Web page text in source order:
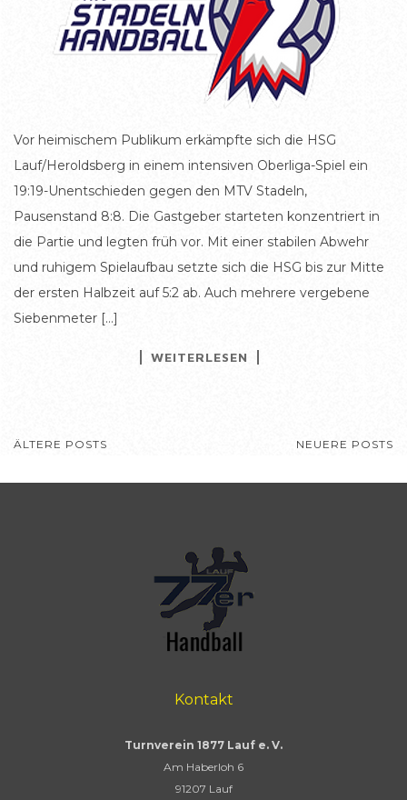
Vor heimischem Publikum erkämpfte sich die HSG
Lauf/Heroldsberg in einem intensiven Oberliga-Spiel ein
19:19-Unentschieden gegen den MTV Stadeln,
Pausenstand 8:8. Die Gastgeber starteten konzentriert in
die Partie und legten früh vor. Mit einer stabilen Abwehr
und ruhigem Spielaufbau setzte sich die HSG bis zur Mitte
der ersten Halbzeit auf 5:2 ab. Auch mehrere vergebene
Siebenmeter […]
WEITERLESEN
BEITRAGSNAVIGATION
ÄLTERE POSTS NEUERE POSTS
Kontakt
Turnverein 1877 Lauf e. V.
Am Haberloh 6
91207 Lauf